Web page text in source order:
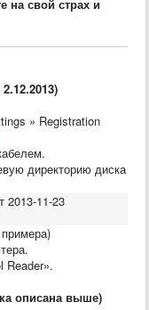
на свой страх и
» Registration
директорию диска
Reader».
описана выше)